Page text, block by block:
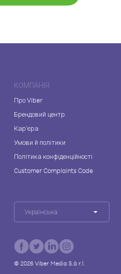
КОМПАНІЯ
Про Viber
Брендовий центр
Кар'єра
Умови й політики
Політика конфіденційності
Customer Complaints Code
Українська
© 2026Viber Media S.à r.l.